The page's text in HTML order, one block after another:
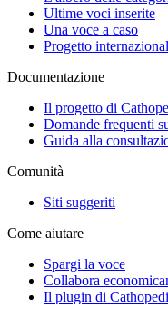
Ultime voci inserite
Una voce a caso
Progetto
Documentazione
Il progetto di
Domande frequenti
Guida alla
Comunità
Siti suggeriti
Come aiutare
Spargi la voce
Collabora
Il plugin di